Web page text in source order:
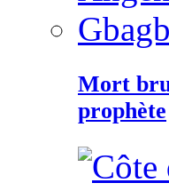
Mort
prophète